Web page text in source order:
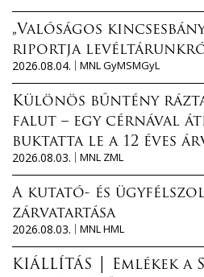
„Valóságos
riportja
2026.08.04.
MNL GyMSMGyL
Különös bűntény
falut – egy cérnával
buktatta le a 12 éves
2026.08.03.
MNL ZML
A kutató- és
zárvatartása
2026.08.03.
MNL HML
KIÁLLÍTÁS │ Emlékek